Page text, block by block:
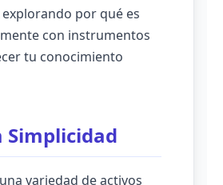
por qué es
con instrumentos
tu conocimiento
Simplicidad
variedad de activos